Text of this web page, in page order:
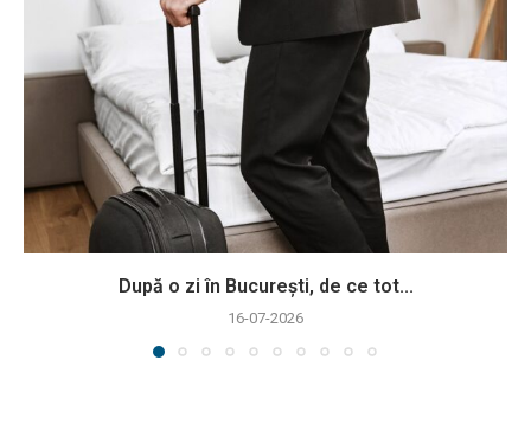
După o zi în București, de ce tot...
16-07-2026